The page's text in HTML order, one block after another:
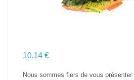
10.14 €
Nous sommes fiers de vous